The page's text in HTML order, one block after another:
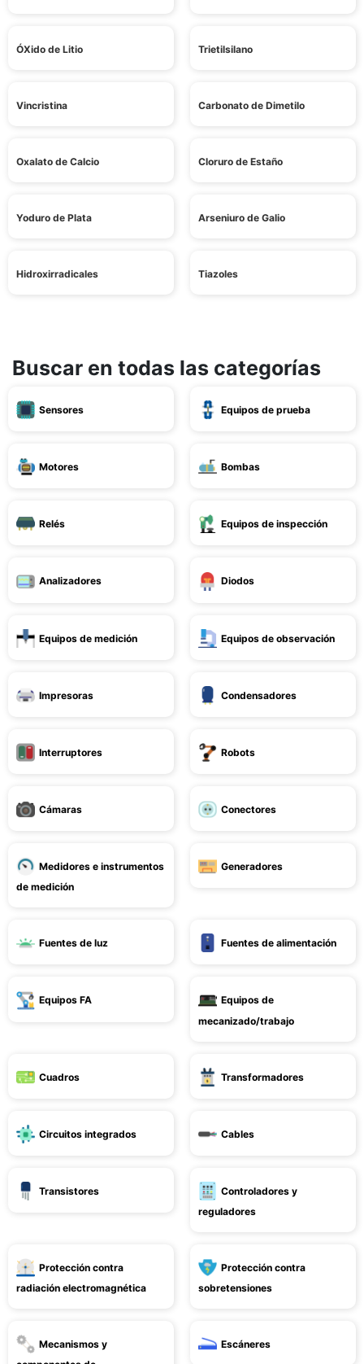
ÓXido de Litio Trietilsilano
Vincristina Carbonato de Dimetilo
Oxalato de Calcio Cloruro de Estaño
Yoduro de Plata Arseniuro de Galio
Hidroxirradicales Tiazoles
Buscar en todas las categorías
Sensores Equipos de prueba
Motores Bombas
Relés Equipos de inspección
Analizadores Diodos
Equipos de medición Equipos de observación
Impresoras Condensadores
Interruptores Robots
Cámaras Conectores
Medidores e instrumentos
de medición
Generadores
Fuentes de luz Fuentes de alimentación
Equipos FA
Equipos de
mecanizado/trabajo
Cuadros Transformadores
Circuitos integrados Cables
Transistores
Controladores y
reguladores
Protección contra
radiación electromagnética
Protección contra
sobretensiones
Mecanismos y
Escáneres